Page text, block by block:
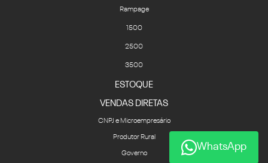
Rampage
1500
2500
3500
ESTOQUE
VENDAS DIRETAS
CNPJ e Microempresário
Produtor Rural
Governo
WhatsApp